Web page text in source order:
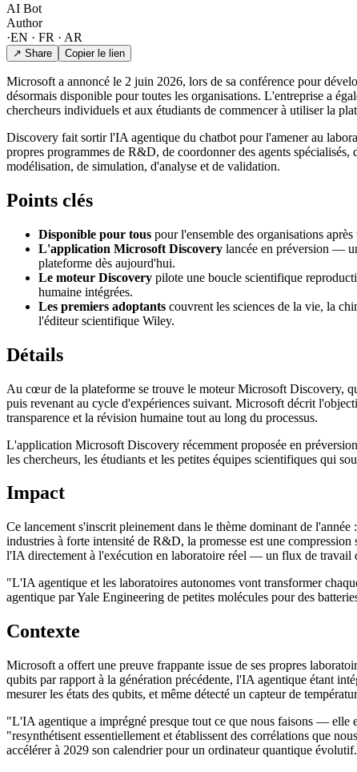
AI Bot
Author
·EN · FR · AR
↗ Share Copier le lien
Microsoft a annoncé le 2 juin 2026, lors de sa conférence pour
désormais disponible pour toutes les organisations. L'entreprise a
chercheurs individuels et aux étudiants de commencer à utiliser la
Discovery fait sortir l'IA agentique du chatbot pour l'amener au
propres programmes de R&D, de coordonner des agents
modélisation, de simulation, d'analyse et de validation.
Points clés
Disponible pour tous pour l'ensemble des organisations
L'application Microsoft Discovery lancée en préversion —
plateforme dès aujourd'hui.
Le moteur Discovery pilote une boucle scientifique
humaine intégrées.
Les premiers adoptants couvrent les sciences de la vie, la
l'éditeur scientifique Wiley.
Détails
Au cœur de la plateforme se trouve le moteur Microsoft Discovery,
puis revenant au cycle d'expériences suivant. Microsoft décrit
transparence et la révision humaine tout au long du processus.
L'application Microsoft Discovery récemment proposée en
les chercheurs, les étudiants et les petites équipes scientifiques qui
Impact
Ce lancement s'inscrit pleinement dans le thème dominant de
industries à forte intensité de R&D, la promesse est une
l'IA directement à l'exécution en laboratoire réel — un flux de travail
"L'IA agentique et les laboratoires autonomes vont transformer
agentique par Yale Engineering de petites molécules pour des
Contexte
Microsoft a offert une preuve frappante issue de ses propres
qubits par rapport à la génération précédente, l'IA agentique étant
mesurer les états des qubits, et même détecté un capteur de
"L'IA agentique a imprégné presque tout ce que nous faisons —
"resynthétisent essentiellement et établissent des corrélations que
accélérer à 2029 son calendrier pour un ordinateur quantique évolutif.